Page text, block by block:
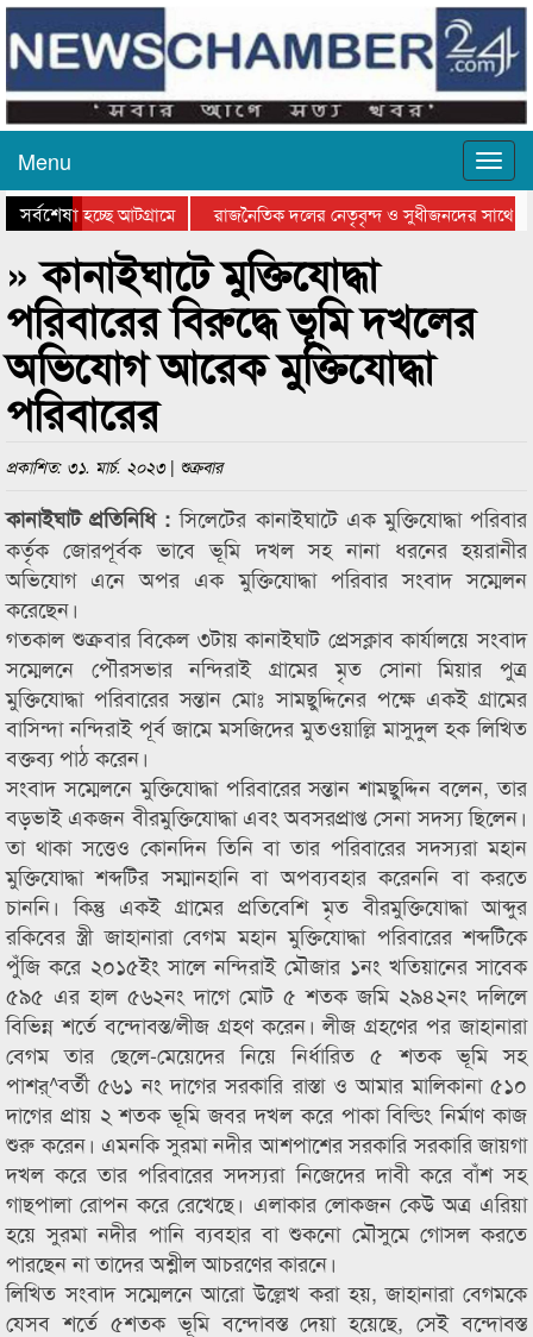
Menu
সর্বশেষহচ্ছে আটগ্রামে
রাজনৈতিক দলের নেতৃবৃন্দ ও সুধীজনদের সাথে
পুরস্কার বিতরণ সম্পন্ন
সিলেটে বাংলাদেশ গ্রুপ থিয়েটার ফেডারেশানের
» কানাইঘাটে মুক্তিযোদ্ধা
পরিবারের বিরুদ্ধে ভূমি দখলের
অভিযোগ আরেক মুক্তিযোদ্ধা
পরিবারের
প্রকাশিত: ৩১. মার্চ. ২০২৩ | শুক্রবার
কানাইঘাট প্রতিনিধি : সিলেটের কানাইঘাটে এক মুক্তিযোদ্ধা পরিবার
কর্তৃক জোরপূর্বক ভাবে ভূমি দখল সহ নানা ধরনের হয়রানীর
অভিযোগ এনে অপর এক মুক্তিযোদ্ধা পরিবার সংবাদ সম্মেলন
করেছেন।
গতকাল শুক্রবার বিকেল ৩টায় কানাইঘাট প্রেসক্লাব কার্যালয়ে সংবাদ
সম্মেলনে পৌরসভার নন্দিরাই গ্রামের মৃত সোনা মিয়ার পুত্র
মুক্তিযোদ্ধা পরিবারের সন্তান মোঃ সামছুদ্দিনের পক্ষে একই গ্রামের
বাসিন্দা নন্দিরাই পূর্ব জামে মসজিদের মুতওয়াল্লি মাসুদুল হক লিখিত
বক্তব্য পাঠ করেন।
সংবাদ সম্মেলনে মুক্তিযোদ্ধা পরিবারের সন্তান শামছুদ্দিন বলেন, তার
বড়ভাই একজন বীরমুক্তিযোদ্ধা এবং অবসরপ্রাপ্ত সেনা সদস্য ছিলেন।
তা থাকা সত্তেও কোনদিন তিনি বা তার পরিবারের সদস্যরা মহান
মুক্তিযোদ্ধা শব্দটির সম্মানহানি বা অপব্যবহার করেননি বা করতে
চাননি। কিন্তু একই গ্রামের প্রতিবেশি মৃত বীরমুক্তিযোদ্ধা আব্দুর
রকিবের স্ত্রী জাহানারা বেগম মহান মুক্তিযোদ্ধা পরিবারের শব্দটিকে
পুঁজি করে ২০১৫ইং সালে নন্দিরাই মৌজার ১নং খতিয়ানের সাবেক
৫৯৫ এর হাল ৫৬২নং দাগে মোট ৫ শতক জমি ২৯৪২নং দলিলে
বিভিন্ন শর্তে বন্দোবস্ত/লীজ গ্রহণ করেন। লীজ গ্রহণের পর জাহানারা
বেগম তার ছেলে-মেয়েদের নিয়ে নির্ধারিত ৫ শতক ভূমি সহ
পাশর্^বর্তী ৫৬১ নং দাগের সরকারি রাস্তা ও আমার মালিকানা ৫১০
দাগের প্রায় ২ শতক ভূমি জবর দখল করে পাকা বিল্ডিং নির্মাণ কাজ
শুরু করেন। এমনকি সুরমা নদীর আশপাশের সরকারি সরকারি জায়গা
দখল করে তার পরিবারের সদস্যরা নিজেদের দাবী করে বাঁশ সহ
গাছপালা রোপন করে রেখেছে। এলাকার লোকজন কেউ অত্র এরিয়া
হয়ে সুরমা নদীর পানি ব্যবহার বা শুকনো মৌসুমে গোসল করতে
পারছেন না তাদের অশ্লীল আচরণের কারনে।
লিখিত সংবাদ সম্মেলনে আরো উল্লেখ করা হয়, জাহানারা বেগমকে
যেসব শর্তে ৫শতক ভূমি বন্দোবস্ত দেয়া হয়েছে, সেই বন্দোবস্ত